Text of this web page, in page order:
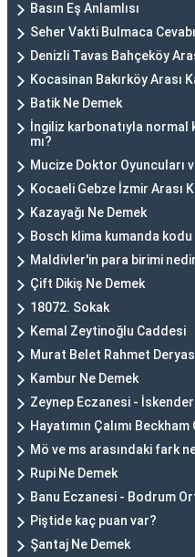
Basın Eş Anlamlısı
Seher Vakti Bulmaca Cevabı
Denizli Tavas Bahçeköy
Kocasinan Bakırköy Arası
Batik Ne Demek
İngiliz karbonatıyla normal
mı?
Mucize Doktor Oyuncuları
Kocaeli Gebze İzmir Arası
Kazayağı Ne Demek
Bosch klima kumanda kodu
Maldivler'in para birimi
Çift Dikiş Ne Demek
18072. Sokak
Kemal Zeytinoğlu Caddesi
Murat Belet Rahmet
Kambur Ne Demek
Zeynep Eczanesi -
Hayatımın Çalımı
Mö ve ms arasındaki fark
Rupi Ne Demek
Banu Eczanesi - Bodrum
Piştide kaç puan var?
Şantaj Ne Demek